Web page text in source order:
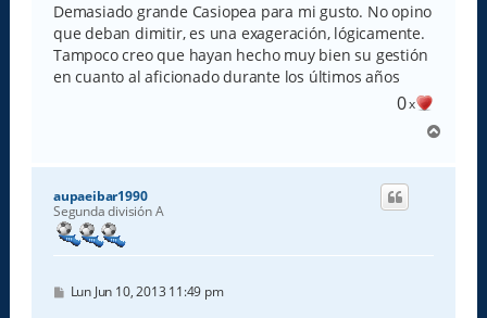
Demasiado grande Casiopea para mi gusto. No opino
que deban dimitir, es una exageración, lógicamente.
Tampoco creo que hayan hecho muy bien su gestión
en cuanto al aficionado durante los últimos años
0x
r
aupaeibar1990
Segunda división A
M
Lun Jun 10, 2013 11:49 pm